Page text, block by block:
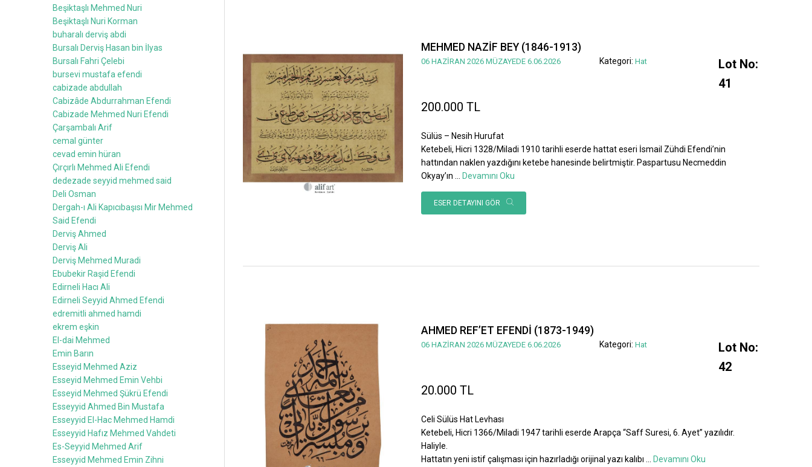
MEHMED NAZİF BEY (1846-1913)
06 HAZİRAN 2026 MÜZAYEDE 6.06.2026 Kategori: Hat
Lot No:
41
200.000 TL
Sülüs – Nesih Hurufat
Ketebeli, Hicri 1328/Miladi 1910 tarihli eserde hattat eseri İsmail Zühdi Efendi’nin
hattından naklen yazdığını ketebe hanesinde belirtmiştir. Paspartusu Necmeddin
Okyay’ın ... Devamını Oku
ESER DETAYINI GÖR
AHMED REF’ET EFENDİ (1873-1949)
06 HAZİRAN 2026 MÜZAYEDE 6.06.2026 Kategori: Hat
Lot No:
42
20.000 TL
Celi Sülüs Hat Levhası
Ketebeli, Hicri 1366/Miladi 1947 tarihli eserde Arapça “Saff Suresi, 6. Ayet” yazılıdır.
Haliyle.
Hattatın yeni istif çalışması için hazırladığı orijinal yazı kalıbı
Devamını Oku
Beşiktaşlı Mehmed Nuri
Beşiktaşlı Nuri Korman
buharalı derviş abdi
Bursalı Derviş Hasan bin İlyas
Bursalı Fahri Çelebi
bursevi mustafa efendi
cabizade abdullah
Cabizâde Abdurrahman Efendi
Cabizade Mehmed Nuri Efendi
Çarşambalı Arif
cemal günter
cevad emin hüran
Çırçırlı Mehmed Ali Efendi
dedezade seyyid mehmed said
Deli Osman
Dergah-ı Ali Kapıcıbaşısı Mir Mehmed
Said Efendi
Derviş Ahmed
Derviş Ali
Derviş Mehmed Muradi
Ebubekir Raşid Efendi
Edirneli Hacı Ali
Edirneli Seyyid Ahmed Efendi
edremitli ahmed hamdi
ekrem eşkin
El-dai Mehmed
Emin Barın
Esseyid Mehmed Aziz
Esseyid Mehmed Emin Vehbi
Esseyid Mehmed Şükrü Efendi
Esseyyid Ahmed Bin Mustafa
Esseyyid El-Hac Mehmed Hamdi
Esseyyid Hafız Mehmed Vahdeti
Es-Seyyid Mehmed Arif
Esseyyid Mehmed Emin Zihni